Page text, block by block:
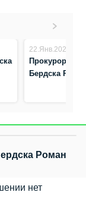
22.Янв.2021
Прокурором
Бердска
Роман
нет